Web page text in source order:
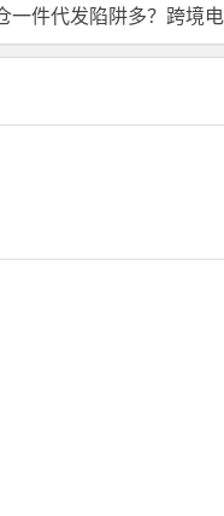
件代发陷阱多？跨境电商卖家